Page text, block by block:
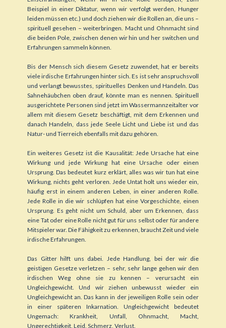
Beispiel in einer Diktatur, wenn wir verfolgt werden, Hunger
leiden müssen etc.) und doch ziehen wir die Rollen an, die uns –
spirituell gesehen – weiterbringen. Macht und Ohnmacht sind
die beiden Pole, zwischen denen wir hin und her switchen und
Erfahrungen sammeln können.
Bis der Mensch sich diesem Gesetz zuwendet, hat er bereits
viele irdische Erfahrungen hinter sich. Es ist sehr anspruchsvoll
und verlangt bewusstes, spirituelles Denken und Handeln. Das
Sahnehäubchen oben drauf, könnte man es nennen. Spirituell
ausgerichtete Personen sind jetzt im Wassermannzeitalter vor
allem mit diesem Gesetz beschäftigt, mit dem Erkennen und
danach Handeln, dass jede Seele Licht und Liebe ist und das
Natur- und Tierreich ebenfalls mit dazu gehören.
Ein weiteres Gesetz ist die Kausalität: Jede Ursache hat eine
Wirkung und jede Wirkung hat eine Ursache oder einen
Ursprung. Das bedeutet kurz erklärt, alles was wir tun hat eine
Wirkung, nichts geht verloren. Jede Untat holt uns wieder ein,
häufig erst in einem anderen Leben, in einer anderen Rolle.
Jede Rolle in die wir schlüpfen hat eine Vorgeschichte, einen
Ursprung. Es geht nicht um Schuld, aber um Erkennen, dass
eine Tat oder eine Rolle nicht gut für uns selbst oder für andere
Mitspieler war. Die Fähigkeit zu erkennen, braucht Zeit und viele
irdische Erfahrungen.
Das Gitter hilft uns dabei. Jede Handlung, bei der wir die
geistigen Gesetze verletzen – sehr, sehr lange gehen wir den
irdischen Weg ohne sie zu kennen – verursacht ein
Ungleichgewicht. Und wir ziehen unbewusst wieder ein
Ungleichgewicht an. Das kann in der jeweiligen Rolle sein oder
in einer späteren Inkarnation. Ungleichgewicht bedeutet
Ungemach: Krankheit, Unfall, Ohnmacht, Macht,
Ungerechtigkeit, Leid, Schmerz, Verlust.